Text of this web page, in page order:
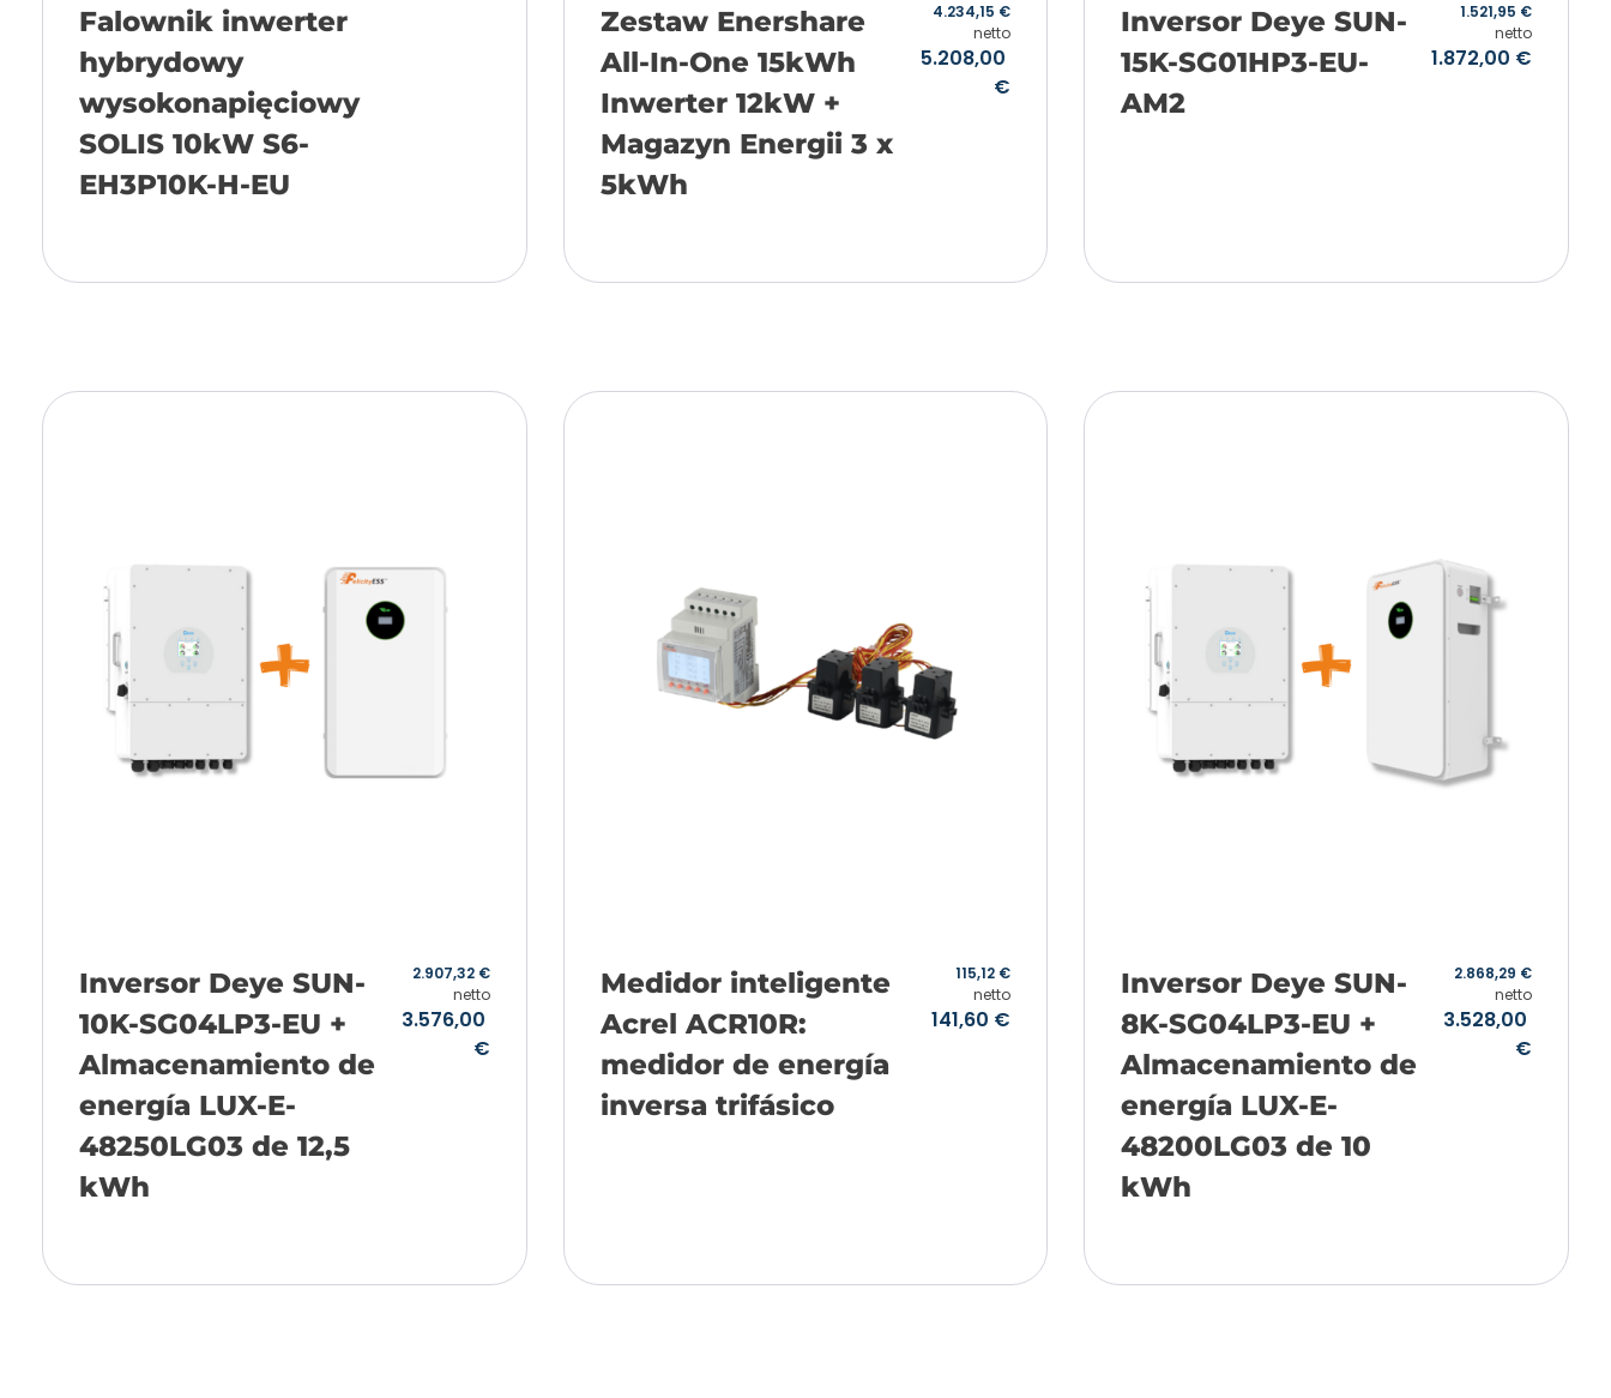
Falownik inwerter
hybrydowy
wysokonapięciowy
SOLIS 10kW S6-
EH3P10K-H-EU
Zestaw Enershare
All-In-One 15kWh
Inwerter 12kW +
Magazyn Energii 3 x
5kWh
5.208,00
€
4.234,15 €
netto
Inversor Deye SUN-
15K-SG01HP3-EU-
AM2
1.872,00 €
1.521,95 €
netto
Inversor Deye SUN-
10K-SG04LP3-EU +
Almacenamiento de
energía LUX-E-
48250LG03 de 12,5
kWh
3.576,00
€
2.907,32 €
netto
Medidor inteligente
Acrel ACR10R:
medidor de energía
inversa trifásico
141,60 €
115,12 €
netto
Inversor Deye SUN-
8K-SG04LP3-EU +
Almacenamiento de
energía LUX-E-
48200LG03 de 10
kWh
3.528,00
€
2.868,29 €
netto